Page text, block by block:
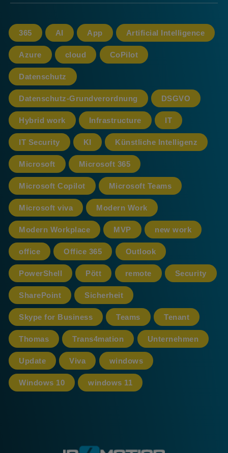
365 AI App Artificial Intelligence
Azure cloud CoPilot
Datenschutz
Datenschutz-Grundverordnung DSGVO
Hybrid work Infrastructure IT
IT Security KI Künstliche Intelligenz
Microsoft Microsoft 365
Microsoft Copilot Microsoft Teams
Microsoft viva Modern Work
Modern Workplace MVP new work
office Office 365 Outlook
PowerShell Pött remote Security
SharePoint Sicherheit
Skype for Business Teams Tenant
Thomas Trans4mation Unternehmen
Update Viva windows
Windows 10 windows 11